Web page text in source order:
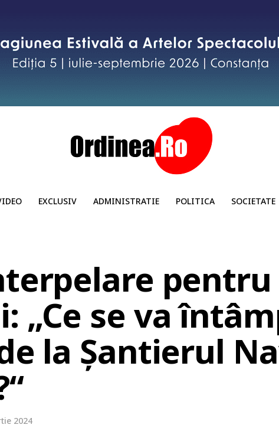
EXCLUSIV ADMINISTRATIE POLITICA SOCIETATE
„Ce se va
la Șantierul
2024